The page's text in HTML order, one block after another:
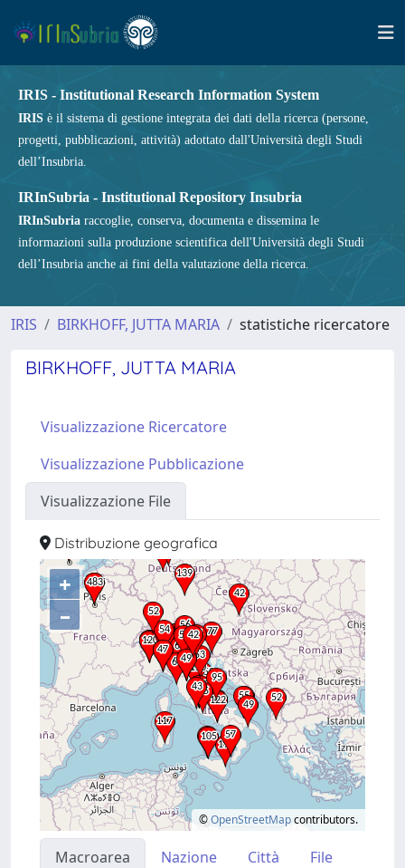
IRIS - Institutional Research Information System
IRIS è il sistema di gestione integrata dei dati della ricerca (persone,
progetti, pubblicazioni, attività) adottato dall'Università degli Studi
dell’Insubria.
IRInSubria - Institutional Repository Insubria
IRInSubria raccoglie, conserva, documenta e dissemina le
informazioni sulla produzione scientifica dell'Università degli Studi
dell’Insubria anche ai fini della valutazione della ricerca.
IRIS BIRKHOFF, JUTTA MARIA statistiche ricercatore
BIRKHOFF, JUTTA MARIA
Visualizzazione Ricercatore
Visualizzazione Pubblicazione
Visualizzazione File
Distribuzione geografica
+
–
©OpenStreetMapcontributors.
Macroarea Nazione Città
File